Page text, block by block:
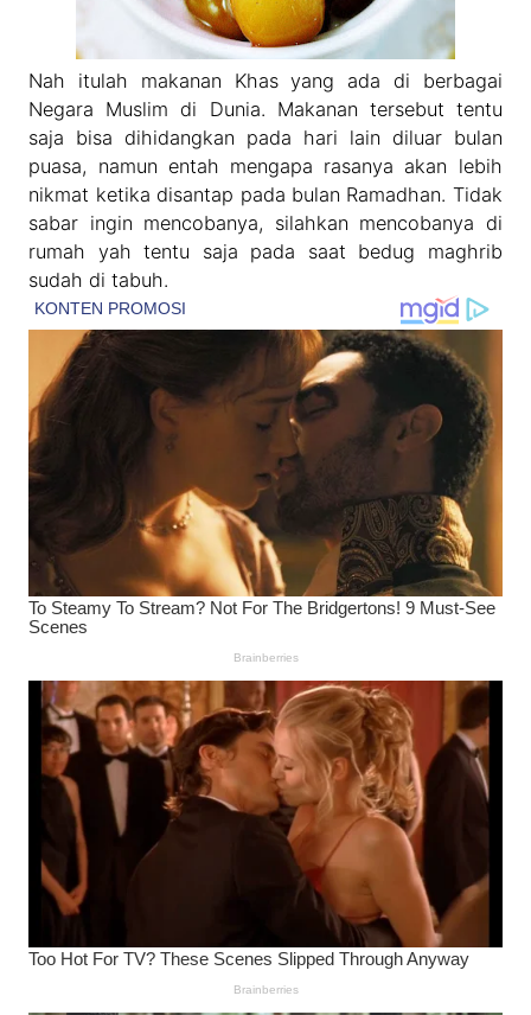
Nah itulah makanan Khas yang ada di berbagai
Negara Muslim di Dunia. Makanan tersebut tentu
saja bisa dihidangkan pada hari lain diluar bulan
puasa, namun entah mengapa rasanya akan lebih
nikmat ketika disantap pada bulan Ramadhan. Tidak
sabar ingin mencobanya, silahkan mencobanya di
rumah yah tentu saja pada saat bedug maghrib
sudah di tabuh.